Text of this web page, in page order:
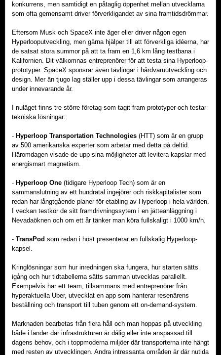
konkurrens, men samtidigt en påtaglig öppenhet mellan utvecklarna
som ofta gemensamt driver förverkligandet av sina framtidsdrömmar.
Eftersom Musk och SpaceX inte äger eller driver någon egen
Hyperlooputveckling, men gärna hjälper till att förverkliga idéerna, har
de satsat stora summor på att ta fram en 1,6 km lång testbana i
Kalifornien. Dit välkomnas entreprenörer för att testa sina Hyperloop-
prototyper. SpaceX sponsrar även tävlingar i hårdvaruutveckling och
design. Mer än tjugo lag ställer upp i dessa tävlingar som arrangeras
under innevarande år.
I nuläget finns tre större företag som tagit fram prototyper och testar
tekniska lösningar:
- Hyperloop Transportation Technologies (HTT) som är en grupp
av 500 amerikanska experter som arbetar med detta på deltid.
Häromdagen visade de upp sina möjligheter att levitera kapslar med
energismart magnetism.
- Hyperloop One(tidigare Hyperloop Tech) som är en
sammanslutning av ett hundratal ingejörer och riskkapitalister som
redan har långtgående planer för etabling av Hyperloop i hela världen.
I veckan testkör de sitt framdrivningssytem i en jätteanläggning i
Nevadaöknen och om ett år tänker man köra fullskaligt i 1000 km/h.
- TransPod som redan i höst presenterar en fullskalig Hyperloop-
kapsel.
Kringlösningar som hur inredningen ska fungera, hur starten sätts
igång och hur tidtabellerna sätts samman utvecklas parallellt.
Exempelvis har ett team, tillsammans med entreprenörer från
hyperaktuella Uber, utvecklat en app som hanterar resenärens
beställning och transport till tuben genom ett on-demand-system.
Marknaden bearbetas från flera håll och man hoppas på utveckling
både i länder där infrastrukturen är dålig eller inte anspassad till
dagens behov, och i toppmoderna miljöer där transporterna inte hängt
med resten av utvecklingen. Andra intressanta områden är där nutida